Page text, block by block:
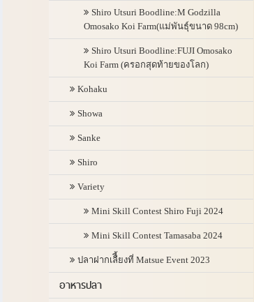
Shiro Utsuri Boodline:M Godzilla
Omosako Koi Farm(แม่พันธุ์ขนาด 98cm)
Shiro Utsuri Boodline:FUJI Omosako
Koi Farm (ครอกสุดท้ายของโลก)
Kohaku
Showa
Sanke
Shiro
Variety
Mini Skill Contest Shiro Fuji 2024
Mini Skill Contest Tamasaba 2024
ปลาฝากเลืี้ยงที่ Matsue Event 2023
อาหารปลา